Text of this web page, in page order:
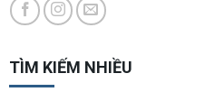
TÌM KIẾM NHIỀU